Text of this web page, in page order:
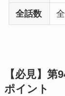
全話数
【必見】第
ポイント